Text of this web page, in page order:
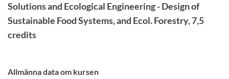
Solutions and Ecological Engineering - Design of
Sustainable Food Systems, and Ecol. Forestry, 7,5
credits
Allmänna data om kursen